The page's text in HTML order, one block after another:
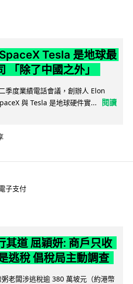
Tesla 是地球最
「除了中國之外」
季度業績電話會議，創辦人 Elon
與 Tesla 是地球硬件實...
閱讀
子支付
其道 屈穎妍: 商戶只收
逃稅 倡稅局主動調查
老闆涉逃稅逾 380 萬坡元（約港幣